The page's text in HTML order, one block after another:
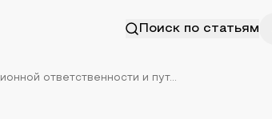
Поиск по статьям
ответственности и пут...